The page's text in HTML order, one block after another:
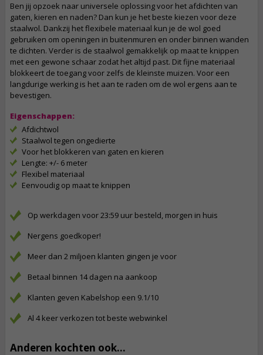
Ben jij opzoek naar universele oplossing voor het afdichten van
gaten, kieren en naden? Dan kun je het beste kiezen voor deze
staalwol. Dankzij het flexibele materiaal kun je de wol goed
gebruiken om openingen in buitenmuren en onder binnen wanden
te dichten. Verder is de staalwol gemakkelijk op maat te knippen
met een gewone schaar zodat het altijd past. Dit fijne materiaal
blokkeert de toegang voor zelfs de kleinste muizen. Voor een
langdurige werking is het aan te raden om de wol ergens aan te
bevestigen.
Eigenschappen:
Afdichtwol
Staalwol tegen ongedierte
Voor het blokkeren van gaten en kieren
Lengte: +/- 6 meter
Flexibel materiaal
Eenvoudig op maat te knippen
Op werkdagen voor 23:59 uur besteld, morgen in huis
Nergens goedkoper!
Meer dan 2 miljoen klanten gingen je voor
Betaal binnen 14 dagen na aankoop
Klanten geven Kabelshop een 9.1/10
Al 4 keer verkozen tot beste webwinkel
Anderen kochten ook...